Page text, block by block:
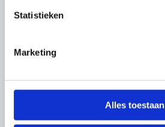
Statistieken
Marketing
Alles toestaan